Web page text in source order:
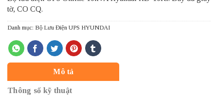
tờ, CO CQ.
Danh mục: Bộ Lưu Điện UPS HYUNDAI
Mô tả
Thông số kỹ thuật